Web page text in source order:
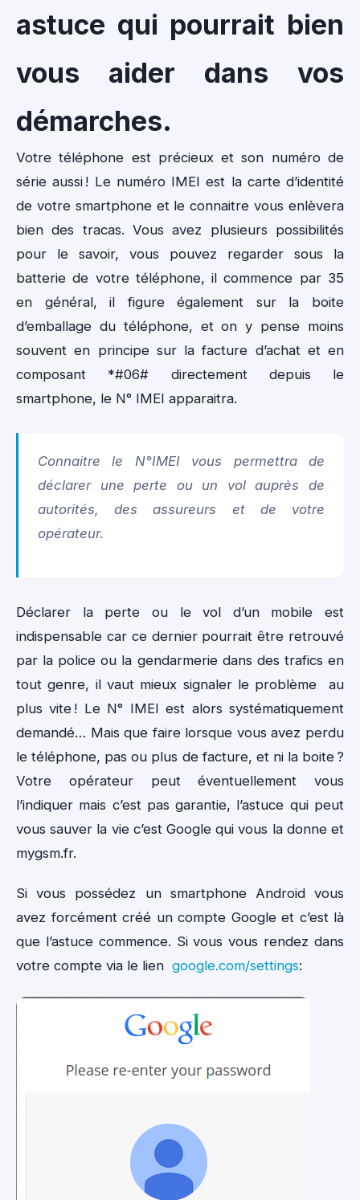
astuce qui pourrait bien
vous aider dans vos
démarches.
Votre téléphone est précieux et son numéro de
série aussi ! Le numéro IMEI est la carte d’identité
de votre smartphone et le connaitre vous enlèvera
bien des tracas. Vous avez plusieurs possibilités
pour le savoir, vous pouvez regarder sous la
batterie de votre téléphone, il commence par 35
en général, il figure également sur la boite
d’emballage du téléphone, et on y pense moins
souvent en principe sur la facture d’achat et en
composant *#06# directement depuis le
smartphone, le N° IMEI apparaitra.
Connaitre le N°IMEI vous permettra de
déclarer une perte ou un vol auprès de
autorités, des assureurs et de votre
opérateur.
Déclarer la perte ou le vol d’un mobile est
indispensable car ce dernier pourrait être retrouvé
par la police ou la gendarmerie dans des trafics en
tout genre, il vaut mieux signaler le problème au
plus vite ! Le N° IMEI est alors systématiquement
demandé… Mais que faire lorsque vous avez perdu
le téléphone, pas ou plus de facture, et ni la boite ?
Votre opérateur peut éventuellement vous
l’indiquer mais c’est pas garantie, l’astuce qui peut
vous sauver la vie c’est Google qui vous la donne et
mygsm.fr.
Si vous possédez un smartphone Android vous
avez forcément créé un compte Google et c’est là
que l’astuce commence. Si vous vous rendez dans
votre compte via le lien google.com/settings: